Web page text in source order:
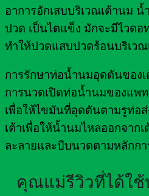
อาการอักเสบบริเวณเต้านม
ปวด เป็นไตแข็ง มักจะมีไวด
ทำให้ปวดแสบปวดร้อนบริเวณ
การรักษาท่อน้ำนมอุดตันของ
การนวดเปิดท่อน้ำนมของแพ
เพื่อให้ไขมันที่อุดตันตามรูท่อ
เต้าเพื่อให้น้ำนมไหลออกจาก
ละลายและบีบนวดตามหลักก
คุณแม่รีวิวที่ได้ใช้